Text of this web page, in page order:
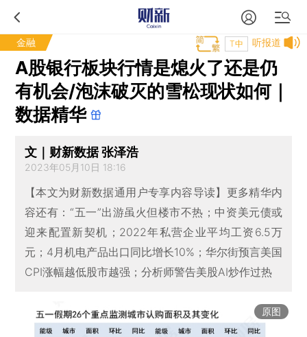
金融 听报道
T中
A股银行板块行情是熄火了还是仍
有机会/泡沫破灭的雪松现状如何｜
数据精华
文｜财新数据 张泽浩
2023年05月10日 18:16
【本文为财新数据通用户专享内容导读】更多精华内
容还有：“五一”出游虽火但楼市不热；中资美元债或
迎来配置新契机；2022年私营企业平均工资6.5万
元；4月机电产品出口同比增长10%；华尔街预言美国
CPI涨幅越低股市越强；分析师警告美股AI炒作过热
原图